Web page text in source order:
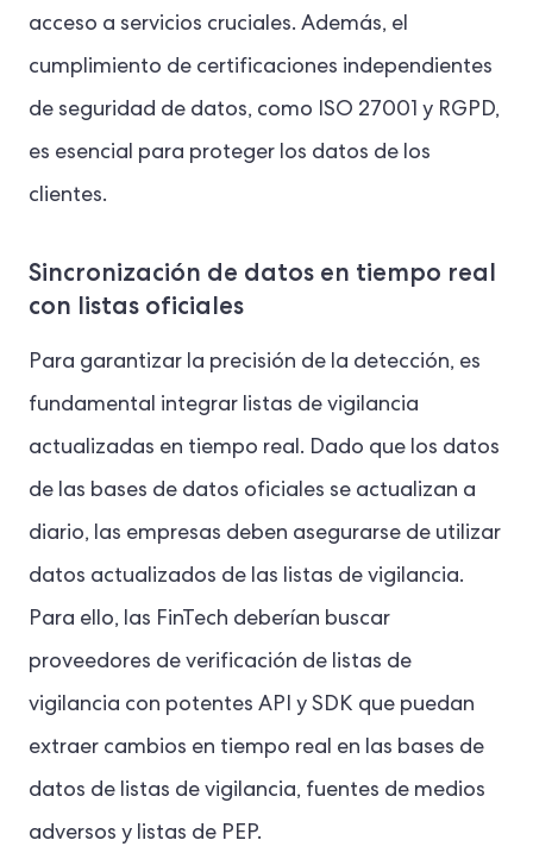
acceso a servicios cruciales. Además, el
cumplimiento de certificaciones independientes
de seguridad de datos, como ISO 27001 y RGPD,
es esencial para proteger los datos de los
clientes.
Sincronización de datos en tiempo real
con listas oficiales
Para garantizar la precisión de la detección, es
fundamental integrar listas de vigilancia
actualizadas en tiempo real. Dado que los datos
de las bases de datos oficiales se actualizan a
diario, las empresas deben asegurarse de utilizar
datos actualizados de las listas de vigilancia.
Para ello, las FinTech deberían buscar
proveedores de verificación de listas de
vigilancia con potentes API y SDK que puedan
extraer cambios en tiempo real en las bases de
datos de listas de vigilancia, fuentes de medios
adversos y listas de PEP.